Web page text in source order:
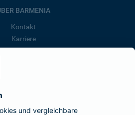
BARMENIA
Kontakt
Karriere
Teil der BarmeniaGothaer